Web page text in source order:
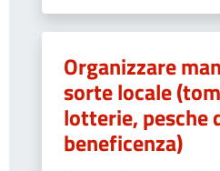
Organizzare
sorte locale
lotterie, pesche
beneficenza)